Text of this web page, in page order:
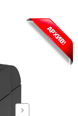
chevron_right